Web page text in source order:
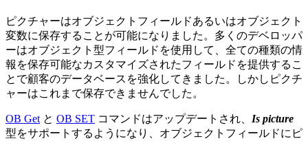
ピクチャーはオブジェクトフィールドあるいはオブジェクト
変数に保存することが可能になりました。多くのデベロッパ
ーはオブジェクト型フィールドを使用して、全ての種類の情
報を保存可能なカスタマイズされたフィールドを提供するこ
とで顧客のデータベースを強化してきました。しかしピクチ
ャーはこれまで保存できませんでした。
OB Get と OB SET コマンドはアップデートされ、 Is picture
型をサポートするようになり、オブジェクトフィールドにピ